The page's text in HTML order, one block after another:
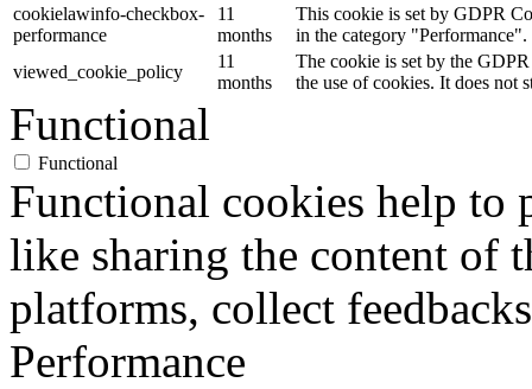
cookielawinfo-checkbox-
performance
11
months
This cookie is set by GDPR
in the category "Performance".
viewed_cookie_policy
11
months
The cookie is set by the
the use of cookies. It does not
Functional
Functional
Functional cookies help to
like sharing the content of
platforms, collect
Performance